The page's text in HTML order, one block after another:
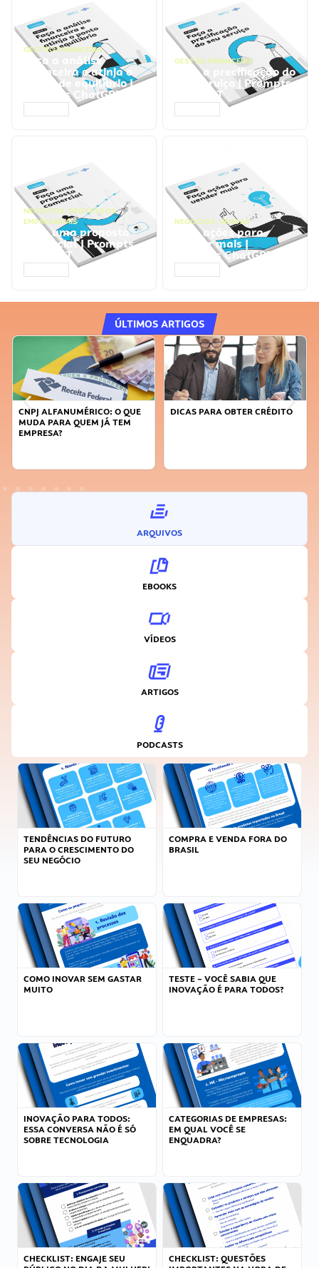
GESTÃO FINANCEIRA
Faça a análise
financeira e atinja o
ponto de equilíbrio |
Prompts ChatGPT
GESTÃO FINANCEIRA
Faça a precificação do
seu serviço | Prompts
ChatGPT
NEGÓCIOS, PROCESSOS
EMPRESARIAIS
Faça uma proposta
comercial | Prompts
ChatGPT
NEGÓCIOS, VENDAS
Faça ações para
vender mais |
Prompts ChatGPT
ÚLTIMOS ARTIGOS
CNPJ ALFANUMÉRICO: O QUE
MUDA PARA QUEM JÁ TEM
EMPRESA?
DICAS PARA OBTER CRÉDITO
ARQUIVOS
EBOOKS
VÍDEOS
ARTIGOS
PODCASTS
TENDÊNCIAS DO FUTURO
PARA O CRESCIMENTO DO
SEU NEGÓCIO
COMPRA E VENDA FORA DO
BRASIL
COMO INOVAR SEM GASTAR
MUITO
TESTE – VOCÊ SABIA QUE
INOVAÇÃO É PARA TODOS?
INOVAÇÃO PARA TODOS:
ESSA CONVERSA NÃO É SÓ
SOBRE TECNOLOGIA
CATEGORIAS DE EMPRESAS:
EM QUAL VOCÊ SE
ENQUADRA?
CHECKLIST: ENGAJE SEU
CHECKLIST: QUESTÕES